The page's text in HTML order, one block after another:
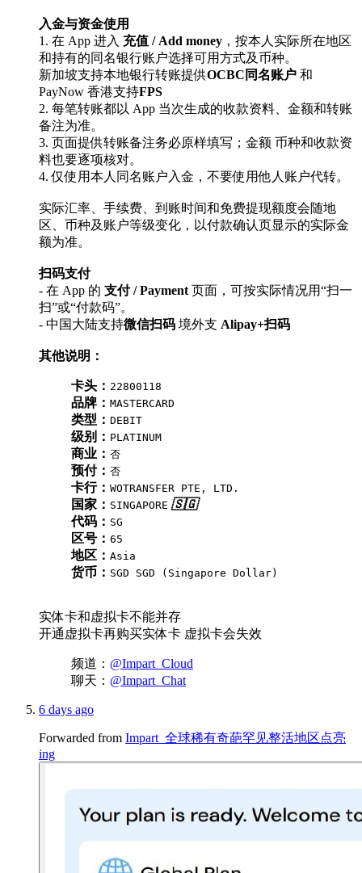
入金与资金使用
1. 在 App 进入 充值 / Add money ，按本人实际所在地区
和持有的同名银行账户选择可用方式及币种。
新加坡支持本地银行转账提供OCBC同名账户 和
PayNow 香港支持FPS
2. 每笔转账都以 App 当次生成的收款资料、金额和转账
备注为准。
3. 页面提供转账备注务必原样填写；金额 币种和收款资
料也要逐项核对。
4. 仅使用本人同名账户入金，不要使用他人账户代转。
实际汇率、手续费、到账时间和免费提现额度会随地
区、币种及账户等级变化，以付款确认页显示的实际金
额为准。
扫码支付
- 在 App 的 支付 / Payment 页面，可按实际情况用“扫一
扫”或“付款码”。
- 中国大陆支持微信扫码 境外支 Alipay+扫码
其他说明：
卡头： 22800118
品牌： MASTERCARD
类型： DEBIT
级别： PLATINUM
商业： 否
预付： 否
卡行： WOTRANSFER PTE, LTD.
国家： SINGAPORE 🇸🇬
代码： SG
区号： 65
地区： Asia
货币： SGD SGD (Singapore Dollar)
实体卡和虚拟卡不能并存
开通虚拟卡再购买实体卡 虚拟卡会失效
频道： @Impart_Cloud
聊天： @Impart_Chat
6 days ago
Forwarded from Impart_全球稀有奇葩罕见整活地区点亮
ing